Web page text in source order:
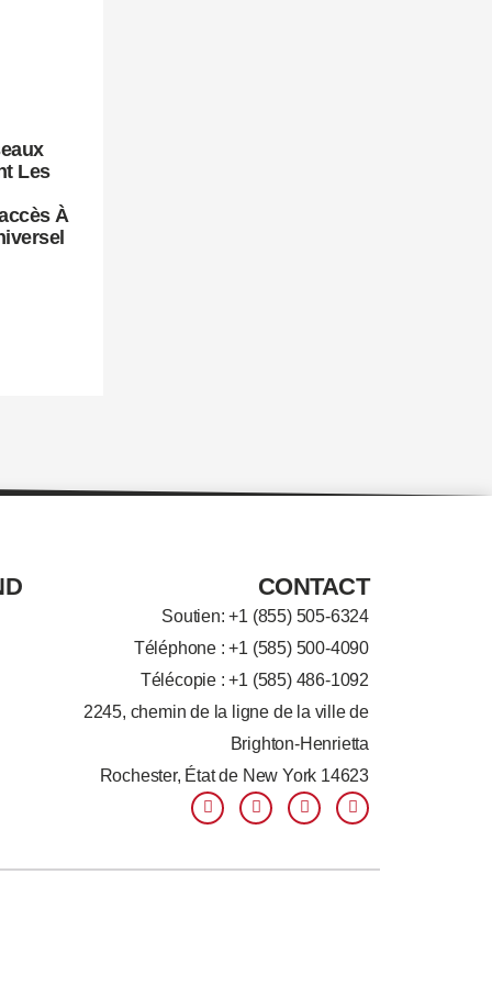
Les
À
CONTACT
Soutien: +1 (855) 505-6324
Téléphone : +1 (585) 500-4090
Télécopie : +1 (585) 486-1092
2245, chemin de la ligne de la ville de
Brighton-Henrietta
Rochester, État de New York 14623
F
a
b
L
i
e
T
w
t
Y
o
u